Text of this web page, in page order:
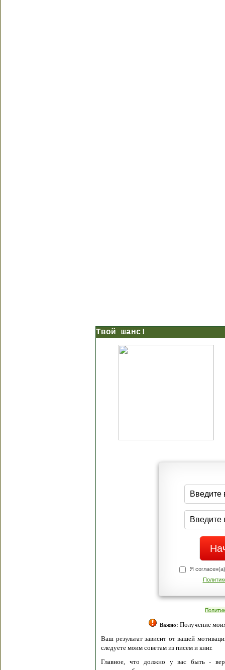
Твой шанс!
Я
Важно: Получение
Ваш результат зависит от вашей
следуете моим советам из писем и книг.
Главное, что должно у вас быть -